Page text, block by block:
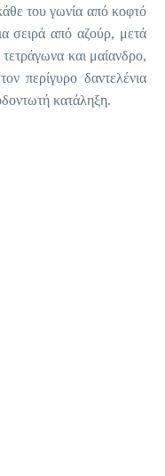
του γωνία από κοφτό
σειρά από αζούρ, μετά
και μαίανδρο,
περίγυρο δαντελένια
κατάληξη.